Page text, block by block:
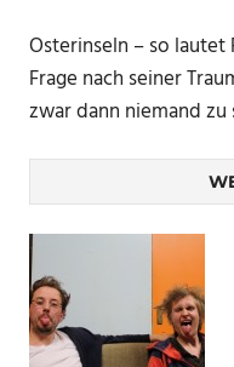
Osterinseln – so
Frage nach seiner
zwar dann niemand zu